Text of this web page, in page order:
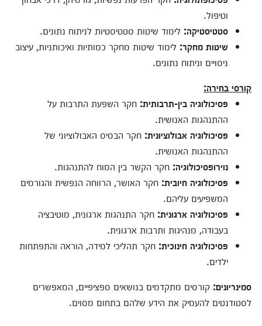
וטיפול.
סטטיסטיקה: לימוד שיטות סטטיסטיות לניתוח נתונים.
שיטות מחקר: לימוד שיטות מחקר כמותיות ואיכותניות, עיצוב
ניסויים וניתוח נתונים.
קורסי בחירה:
פסיכולוגיה בין-תרבותית: חקר השפעת התרבות על
ההתנהגות האנושית.
פסיכולוגיה אבולוציונית: חקר הבסיס האבולוציוני של
ההתנהגות האנושית.
נוירופסיכולוגיה: חקר הקשר בין המוח להתנהגות.
פסיכולוגיה חיובית: חקר האושר, הרווחה הנפשית והגורמים
המשפיעים עליהם.
פסיכולוגיה ארגונית: חקר התנהגות ארגונית, מוטיבציה
בעבודה, מנהיגות ותרבות ארגונית.
פסיכולוגיה חינוכית: חקר תהליכי למידה, הוראה והתפתחות
ילדים.
סמינריונים: קורסים מתקדמים בנושאים ספציפיים, המאפשרים
לסטודנטים להעמיק את הידע שלהם בתחום מסוים.